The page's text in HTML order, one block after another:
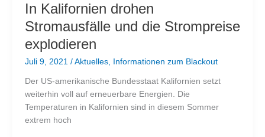
In Kalifornien drohen
Stromausfälle und die Strompreise
explodieren
Juli 9, 2021 / Aktuelles, Informationen zum Blackout
Der US-amerikanische Bundesstaat Kalifornien setzt
weiterhin voll auf erneuerbare Energien. Die
Temperaturen in Kalifornien sind in diesem Sommer
extrem hoch